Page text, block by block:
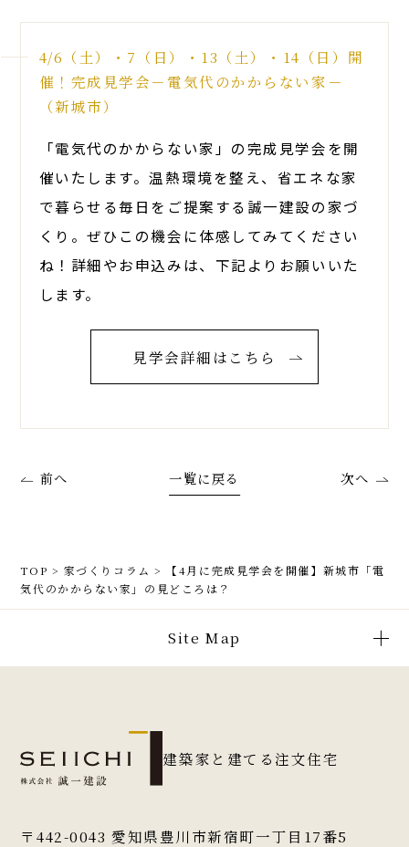
4/6（土）・7（日）・13（土）・14（日）開
催！完成見学会－電気代のかからない家－
（新城市）
「電気代のかからない家」の完成見学会を開
催いたします。温熱環境を整え、省エネな家
で暮らせる毎日をご提案する誠一建設の家づ
くり。ぜひこの機会に体感してみてください
ね！詳細やお申込みは、下記よりお願いいた
します。
見学会詳細はこちら
前へ 次へ
一覧に戻る
TOP > 家づくりコラム >
【4月に完成見学会を開催】新城市「電
気代のかからない家」の見どころは？
Site Map
建築家と建てる注文住宅
〒442-0043 愛知県豊川市新宿町一丁目17番5